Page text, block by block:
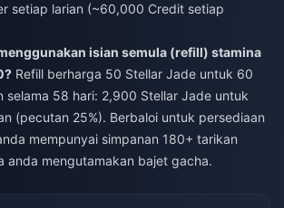
setiap larian (~60,000 Credit setiap
isian semula (refill) stamina
Refill berharga 50 Stellar Jade untuk 60
selama 58 hari: 2,900 Stellar Jade untuk
(pecutan 25%). Berbaloi untuk persediaan
mempunyai simpanan 180+ tarikan
anda mengutamakan bajet gacha.